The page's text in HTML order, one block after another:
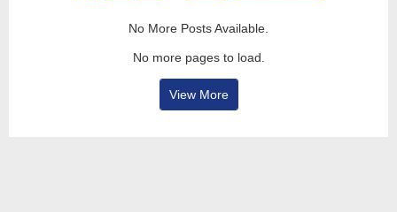
No More Posts Available.
No more pages to load.
View More